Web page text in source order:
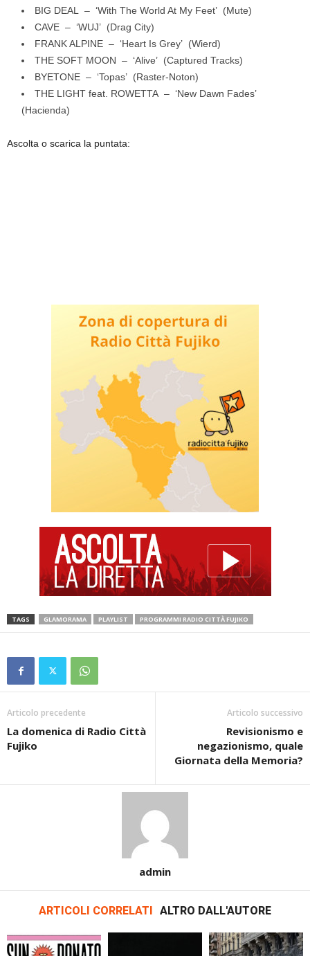
BIG DEAL – ‘With The World At My Feet’ (Mute)
CAVE – ‘WUJ’ (Drag City)
FRANK ALPINE – ‘Heart Is Grey’ (Wierd)
THE SOFT MOON – ‘Alive’ (Captured Tracks)
BYETONE – ‘Topas’ (Raster-Noton)
THE LIGHT feat. ROWETTA – ‘New Dawn Fades’
(Hacienda)
Ascolta o scarica la puntata:
TAGS GLAMORAMA PLAYLIST PROGRAMMI RADIO CITTÀ FUJIKO
Articolo precedente
La domenica di Radio Città
Fujiko
Articolo successivo
Revisionismo e
negazionismo, quale
Giornata della Memoria?
admin
ARTICOLI CORRELATI ALTRO DALL'AUTORE